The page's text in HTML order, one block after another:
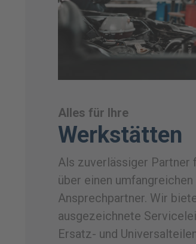
Alles für Ihre
Werkstätten
Als zuverlässiger Partner
über einen
Ansprechpartner. Wir
ausgezeichnete
Ersatz- und